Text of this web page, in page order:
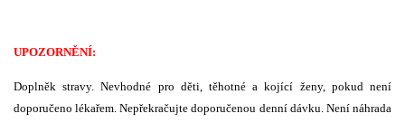
UPOZORNĚNÍ:
Doplněk stravy. Nevhodné pro děti, těhotné a kojící ženy, pokud není
doporučeno lékařem. Nepřekračujte doporučenou denní dávku. Není náhrada